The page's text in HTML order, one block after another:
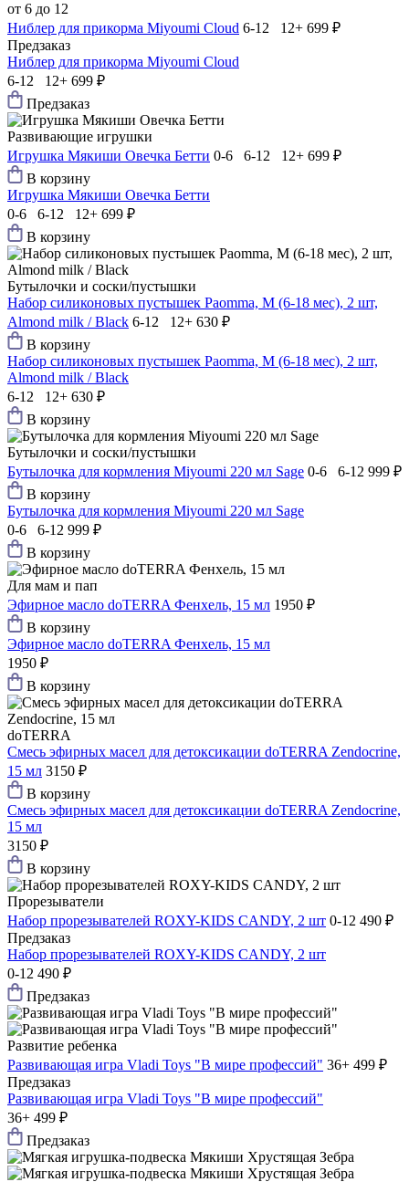
от 6 до 12
Ниблер для прикорма Мiyoumi Cloud 6-12 12+ 699 ₽
Предзаказ
Ниблер для прикорма Мiyoumi Cloud
6-12 12+ 699 ₽
Предзаказ
Развивающие игрушки
Игрушка Мякиши Овечка Бетти 0-6 6-12 12+ 699 ₽
В корзину
Игрушка Мякиши Овечка Бетти
0-6 6-12 12+ 699 ₽
В корзину
Бутылочки и соски/пустышки
Набор силиконовых пустышек Paomma, M (6-18 мес), 2 шт,
Almond milk / Black 6-12 12+ 630 ₽
В корзину
Набор силиконовых пустышек Paomma, M (6-18 мес), 2 шт,
Almond milk / Black
6-12 12+ 630 ₽
В корзину
Бутылочки и соски/пустышки
Бутылочка для кормления Miyoumi 220 мл Sage 0-6 6-12 999 ₽
В корзину
Бутылочка для кормления Miyoumi 220 мл Sage
0-6 6-12 999 ₽
В корзину
Для мам и пап
Эфирное масло doTERRA Фенхель, 15 мл 1950 ₽
В корзину
Эфирное масло doTERRA Фенхель, 15 мл
1950 ₽
В корзину
doTERRA
Смесь эфирных масел для детоксикации doTERRA Zendocrine,
15 мл 3150 ₽
В корзину
Смесь эфирных масел для детоксикации doTERRA Zendocrine,
15 мл
3150 ₽
В корзину
Прорезыватели
Набор прорезывателей ROXY-KIDS CANDY, 2 шт 0-12 490 ₽
Предзаказ
Набор прорезывателей ROXY-KIDS CANDY, 2 шт
0-12 490 ₽
Предзаказ
Развитие ребенка
Развивающая игра Vladi Toys "В мире профессий" 36+ 499 ₽
Предзаказ
Развивающая игра Vladi Toys "В мире профессий"
36+ 499 ₽
Предзаказ